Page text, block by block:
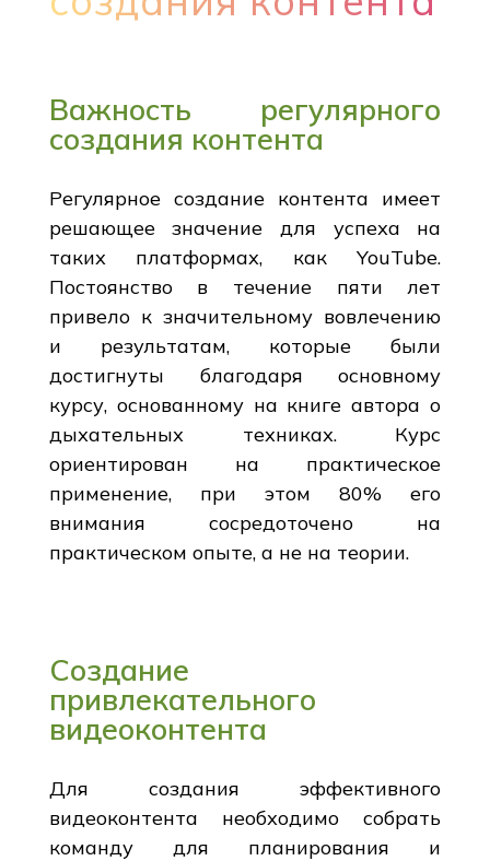
Важность регулярного
создания контента
Регулярное создание контента имеет
решающее значение для успеха на
таких платформах, как YouTube.
Постоянство в течение пяти лет
привело к значительному вовлечению
и результатам, которые были
достигнуты благодаря основному
курсу, основанному на книге автора о
дыхательных техниках. Курс
ориентирован на практическое
применение, при этом 80% его
внимания сосредоточено на
практическом опыте, а не на теории.
Создание
привлекательного
видеоконтента
Для создания эффективного
видеоконтента необходимо собрать
команду для планирования и